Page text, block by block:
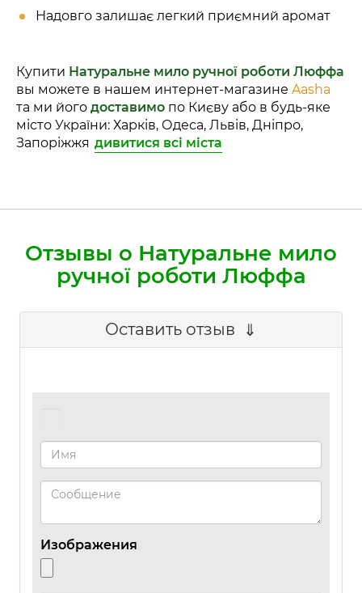
Надовго залишає легкий приємний аромат
Купити Натуральне мило ручної роботи Люффа
вы можете в нашем интернет-магазине Aasha
та ми його доставимо по Києву або в будь-яке
місто України: Харків, Одеса, Львів, Дніпро,
Запоріжжя дивитися всі міста
Отзывы о Натуральне мило
ручної роботи Люффа
Оставить отзыв
Изображения